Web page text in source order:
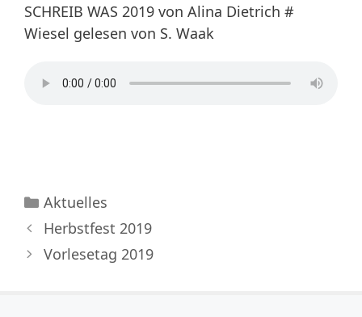
SCHREIB WAS 2019 von Alina Dietrich #
Wiesel gelesen von S. Waak
Kategorien
Aktuelles
Herbstfest 2019
Vorlesetag 2019